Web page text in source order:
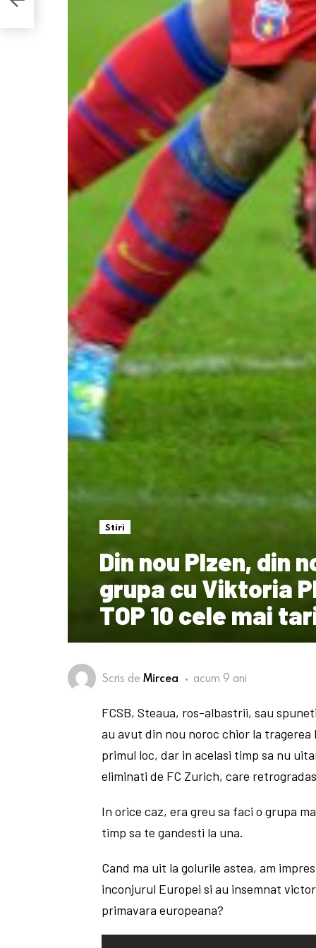
Stiri
Din nou Plzen, din
grupa cu Viktoria
TOP 10 cele mai
Scris de Mircea acum 9 ani
FCSB, Steaua, ros-albastrii, sau
au avut din nou noroc chior la
primul loc, dar in acelasi timp sa nu
eliminati de FC Zurich, care
In orice caz, era greu sa faci o grupa
timp sa te gandesti la una.
Cand ma uit la golurile astea, am
inconjurul Europei si au insemnat
primavara europeana?